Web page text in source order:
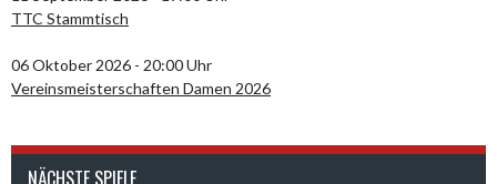
TTC Stammtisch
06 Oktober 2026 - 20:00 Uhr
Vereinsmeisterschaften Damen 2026
NÄCHSTE SPIELE